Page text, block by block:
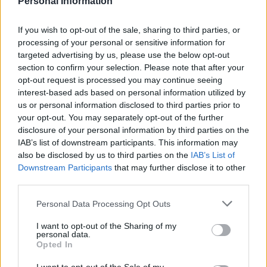
If you wish to opt-out of the sale, sharing to third parties, or
processing of your personal or sensitive information for
targeted advertising by us, please use the below opt-out
section to confirm your selection. Please note that after your
opt-out request is processed you may continue seeing
interest-based ads based on personal information utilized by
us or personal information disclosed to third parties prior to
your opt-out. You may separately opt-out of the further
disclosure of your personal information by third parties on the
IAB’s list of downstream participants. This information may
also be disclosed by us to third parties on the IAB’s List of
Downstream Participants that may further disclose it to other
Personal Data Processing Opt Outs
I want to opt-out of the Sharing of my
personal data.
Opted In
usłyszałam tylko że on nic tu nie widzi i że
endometrium bardzo cieniutkie .moje pytanie
czy okres powinien przyjść w tym miesiącu czy
to coś poważniejszego ?
tosiapolak
Osocze bogatoplytkowe
Cześć, Z różnymi infekcjami intymnymi
zmagałam sie prawie dwa lata. Po długich
leczeniach udało mi sie z tego wyjść. Jednakze
problem pozostał, czuję ciągły dyskomfort oraz
mam zaczerwienienia w bruzdach między
wargowych. Posiewy są czyste. Lekarka
bogatoplytkowe w te miejsca. Może któraś z
Was miala wykonywany tali zabieg i moze cos o
nim wiecej sie wypowiedzieć. Będę wdzięczna
Forum: Ginekologia - forum dla rodziny i
pacjentki
Tematy przezierność karkowa